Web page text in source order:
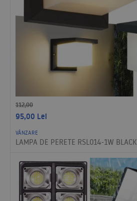
112,00
95,00 Lei
VÂNZARE
LAMPA DE PERETE RSL014-1W BLACK